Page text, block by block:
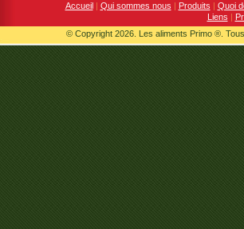
Accueil | Qui sommes nous | Produits | Quoi
Liens |
© Copyright 2026. Les aliments Primo ®.